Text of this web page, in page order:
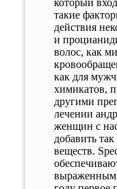
который
такие
действия
и
волос,как
как для
химикатов,
другими
лечении
женщинс
добавитьтак
веществ.
выраженным